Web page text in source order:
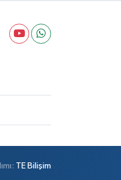
TE Bilişim